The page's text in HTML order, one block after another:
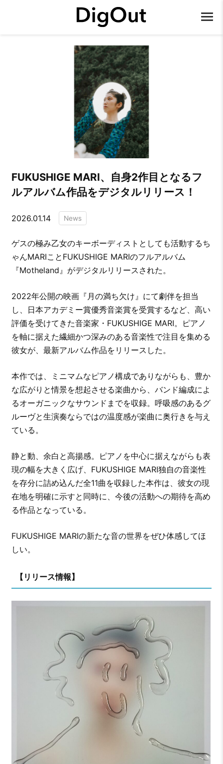
FUKUSHIGE MARI、自身2作目となるフ
ルアルバム作品をデジタルリリース！
2026.01.14 News
ゲスの極み乙女のキーボーディストとしても活動するち
ゃんMARIことFUKUSHIGE MARIのフルアルバム
『Motheland』がデジタルリリースされた。
2022年公開の映画『月の満ち欠け』にて劇伴を担当
し、日本アカデミー賞優秀音楽賞を受賞するなど、高い
評価を受けてきた音楽家・FUKUSHIGE MARI。ピアノ
を軸に据えた繊細かつ深みのある音楽性で注目を集める
彼女が、最新アルバム作品をリリースした。
本作では、ミニマムなピアノ構成でありながらも、豊か
な広がりと情景を想起させる楽曲から、バンド編成によ
るオーガニックなサウンドまでを収録。呼吸感のあるグ
ルーヴと生演奏ならではの温度感が楽曲に奥行きを与え
ている。
静と動、余白と高揚感。ピアノを中心に据えながらも表
現の幅を大きく広げ、FUKUSHIGE MARI独自の音楽性
を存分に詰め込んだ全11曲を収録した本作は、彼女の現
在地を明確に示すと同時に、今後の活動への期待を高め
る作品となっている。
FUKUSHIGE MARIの新たな音の世界をぜひ体感してほ
しい。
【リリース情報】